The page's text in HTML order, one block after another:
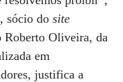
sócio do site
Roberto Oliveira, da
em
justifica a